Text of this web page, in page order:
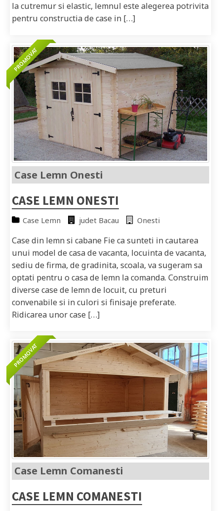
la cutremur si elastic, lemnul este alegerea potrivita
pentru constructia de case in […]
Case Lemn Onesti
CASE LEMN ONESTI
Case Lemn judet Bacau Onesti
Case din lemn si cabane Fie ca sunteti in cautarea
unui model de casa de vacanta, locuinta de vacanta,
sediu de firma, de gradinita, scoala, va sugeram sa
optati pentru o casa de lemn la comanda. Construim
diverse case de lemn de locuit, cu preturi
convenabile si in culori si finisaje preferate.
Ridicarea unor case […]
Case Lemn Comanesti
CASE LEMN COMANESTI